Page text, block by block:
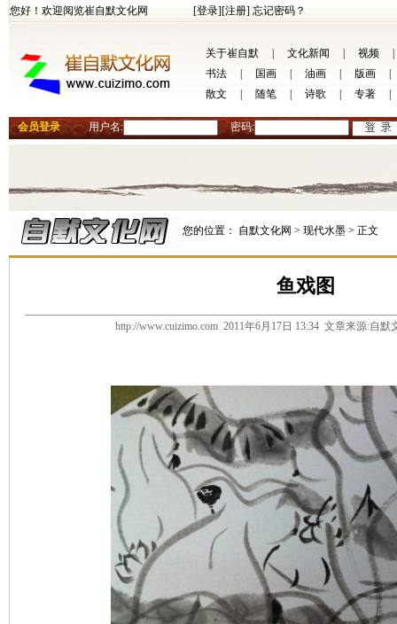
您好！欢迎阅览崔自默文化网 [登录][注册] 忘记密码？
关于崔自默 文化新闻 视频
书法
国画 油画 版画
散文
随笔 诗歌 专著
会员登录 用户名: 密码:
您的位置： 自默文化网 > 现代水墨 > 正文
鱼戏图
http://www.cuizimo.com 2011年6月17日 13:34 文章来源:自